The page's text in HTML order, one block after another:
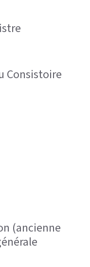
Consistoire
(ancienne